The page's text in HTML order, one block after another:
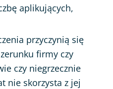
aplikujących,
przyczynią się
firmy czy
czy niegrzecznie
nie skorzysta z jej